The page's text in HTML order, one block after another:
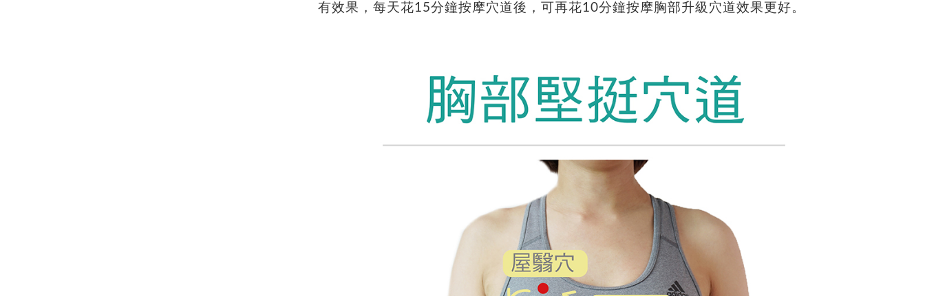
有效果，每天花15分鐘按摩穴道後，可再花10分鐘按摩胸部升級穴道效果更好。